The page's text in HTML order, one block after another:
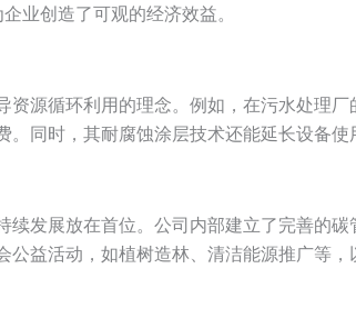
业创造了可观的经济效益。
资源循环利用的理念。例如，在污水处理
同时，其耐腐蚀涂层技术还能延长设备使
发展放在首位。公司内部建立了完善的
益活动，如植树造林、清洁能源推广等，